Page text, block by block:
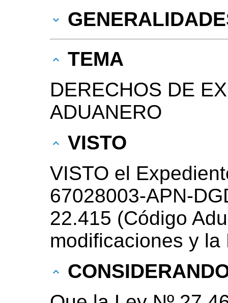
TEMA
DERECHOS DE
ADUANERO
VISTO
VISTO el
67028003-APN-
22.415 (Código
modificaciones y la